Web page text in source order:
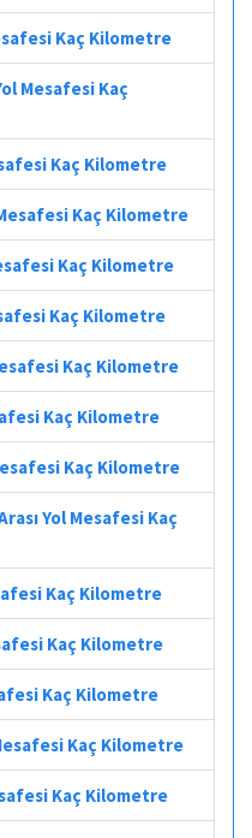
Kaç Kilometre
Mesafesi Kaç
Kaç Kilometre
Kaç Kilometre
Kaç Kilometre
Kaç Kilometre
Kaç Kilometre
Kaç Kilometre
Kaç Kilometre
Yol Mesafesi Kaç
Kaç Kilometre
Kaç Kilometre
Kaç Kilometre
Kaç Kilometre
Kaç Kilometre